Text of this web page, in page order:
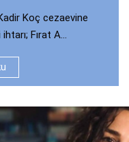
Koç cezaevine
Fırat A...